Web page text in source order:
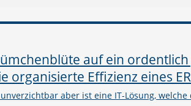
aber ist eine IT-Lösung,